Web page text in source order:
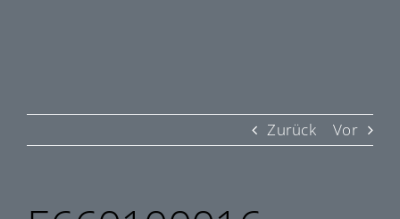
Zurück Vor